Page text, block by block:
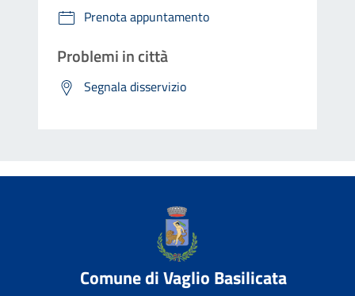
Prenota appuntamento
Problemi in città
Segnala disservizio
Comune di Vaglio Basilicata